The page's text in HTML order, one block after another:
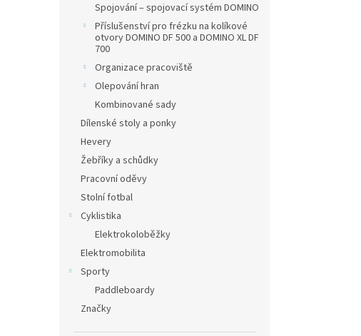
Spojování – spojovací systém DOMINO
Příslušenství pro frézku na kolíkové
otvory DOMINO DF 500 a DOMINO XL DF
700
Organizace pracoviště
Olepování hran
Kombinované sady
Dílenské stoly a ponky
Hevery
Žebříky a schůdky
Pracovní oděvy
Stolní fotbal
Cyklistika
Elektrokoloběžky
Elektromobilita
Sporty
Paddleboardy
Značky